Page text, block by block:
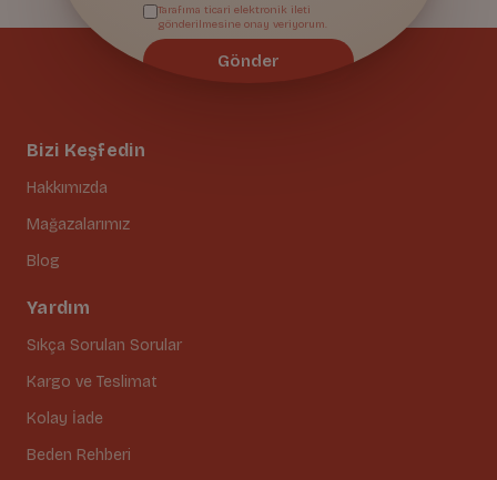
Bizi Keşfedin
Hakkımızda
Mağazalarımız
Blog
Yardım
Sıkça Sorulan Sorular
Kargo ve Teslimat
Kolay İade
Beden Rehberi
Tarafıma ticari elektronik ileti
gönderilmesine onay veriyorum.
Gönder